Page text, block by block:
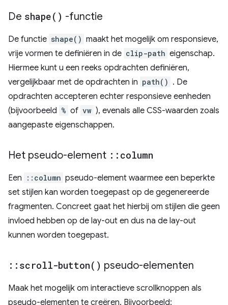
De shape( ) -functie
De functie shape() maakt het mogelijk om responsieve,
vrije vormen te definiëren in de clip-path eigenschap.
Hiermee kunt u een reeks opdrachten definiëren,
vergelijkbaar met de opdrachten in path() . De
opdrachten accepteren echter responsieve eenheden
(bijvoorbeeld % of vw ), evenals alle CSS-waarden zoals
aangepaste eigenschappen.
Het pseudo-element :: column
Een ::column pseudo-element waarmee een beperkte
set stijlen kan worden toegepast op de gegenereerde
fragmenten. Concreet gaat het hierbij om stijlen die geen
invloed hebben op de lay-out en dus na de lay-out
kunnen worden toegepast.
:: scroll-button( ) pseudo-elementen
Maak het mogelijk om interactieve scrollknoppen als
pseudo-elementen te creëren. Bijvoorbeeld: